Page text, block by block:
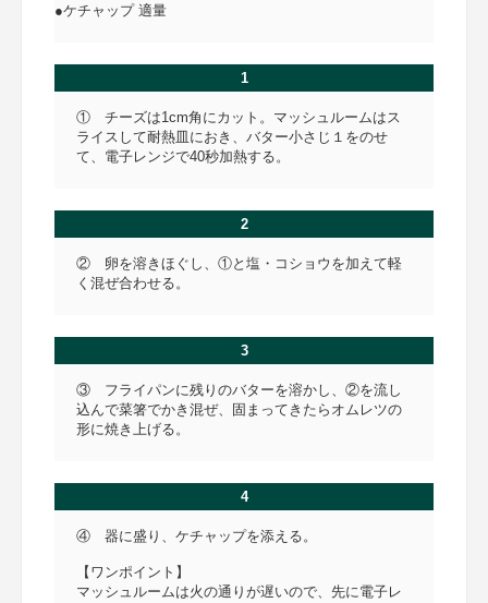
●ケチャップ 適量
1
① チーズは1cm角にカット。マッシュルームはス
ライスして耐熱皿におき、バター小さじ１をのせ
て、電子レンジで40秒加熱する。
2
② 卵を溶きほぐし、①と塩・コショウを加えて軽
く混ぜ合わせる。
3
③ フライパンに残りのバターを溶かし、②を流し
込んで菜箸でかき混ぜ、固まってきたらオムレツの
形に焼き上げる。
4
④ 器に盛り、ケチャップを添える。
【ワンポイント】
マッシュルームは火の通りが遅いので、先に電子レ